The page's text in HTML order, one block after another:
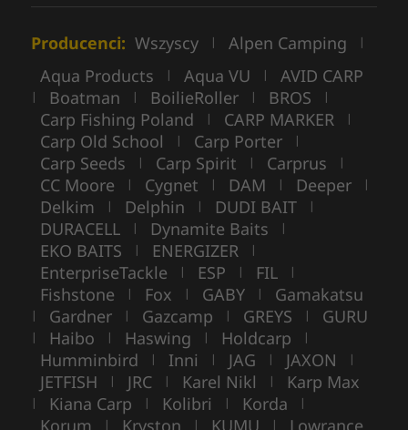
Producenci: Wszyscy | Alpen Camping |
Aqua Products | Aqua VU | AVID CARP
| Boatman | BoilieRoller | BROS |
Carp Fishing Poland | CARP MARKER |
Carp Old School | Carp Porter |
Carp Seeds | Carp Spirit | Carprus |
CC Moore | Cygnet | DAM | Deeper |
Delkim | Delphin | DUDI BAIT |
DURACELL | Dynamite Baits |
EKO BAITS | ENERGIZER |
EnterpriseTackle | ESP | FIL |
Fishstone | Fox | GABY | Gamakatsu
| Gardner | Gazcamp | GREYS | GURU
| Haibo | Haswing | Holdcarp |
Humminbird | Inni | JAG | JAXON |
JETFISH | JRC | Karel Nikl | Karp Max
| Kiana Carp | Kolibri | Korda |
Korum | Kryston | KUMU | Lowrance